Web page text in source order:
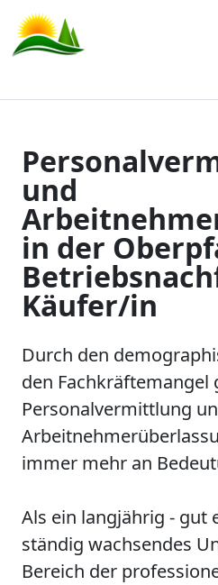
und
in der
Käufer/in
Durch den
den
Personalvermittlung
immer mehr an
Als ein langjährig - gut
ständig wachsendes
Bereich der